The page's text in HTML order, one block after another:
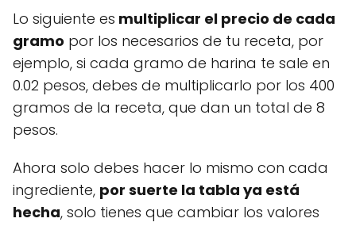
Lo siguiente es multiplicar el precio de cada
gramo por los necesarios de tu receta, por
ejemplo, si cada gramo de harina te sale en
0.02 pesos, debes de multiplicarlo por los 400
gramos de la receta, que dan un total de 8
pesos.
Ahora solo debes hacer lo mismo con cada
ingrediente, por suerte la tabla ya está
hecha, solo tienes que cambiar los valores